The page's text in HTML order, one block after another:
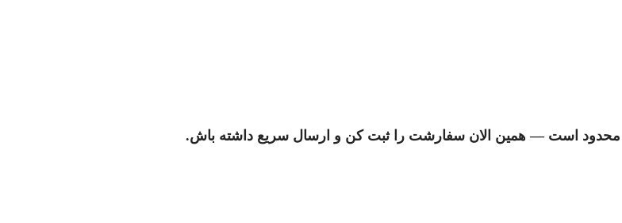
محدود است — همین الان سفارشت را ثبت کن و ارسال سریع داشته باش.